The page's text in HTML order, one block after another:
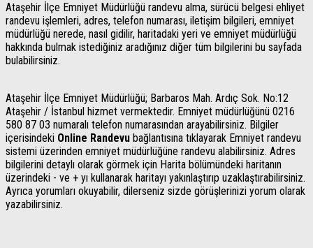
Ataşehir İlçe Emniyet Müdürlüğü randevu alma, sürücü belgesi ehliyet
randevu işlemleri, adres, telefon numarası, iletişim bilgileri, emniyet
müdürlüğü nerede, nasıl gidilir, haritadaki yeri ve emniyet müdürlüğü
hakkında bulmak istediğiniz aradığınız diğer tüm bilgilerini bu sayfada
bulabilirsiniz.
Ataşehir İlçe Emniyet Müdürlüğü; Barbaros Mah. Ardıç Sok. No:12
Ataşehir / İstanbul hizmet vermektedir. Emniyet müdürlüğünü 0216
580 87 03 numaralı telefon numarasından arayabilirsiniz. Bilgiler
içerisindeki Online Randevu bağlantısına tıklayarak Emniyet randevu
sistemi üzerinden emniyet müdürlüğüne randevu alabilirsiniz. Adres
bilgilerini detaylı olarak görmek için Harita bölümündeki haritanın
üzerindeki - ve + yı kullanarak haritayı yakınlaştırıp uzaklaştırabilirsiniz.
Ayrıca yorumları okuyabilir, dilerseniz sizde görüşlerinizi yorum olarak
yazabilirsiniz.